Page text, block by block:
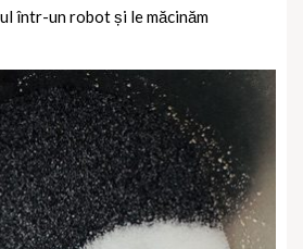
într-un robot și le măcinăm